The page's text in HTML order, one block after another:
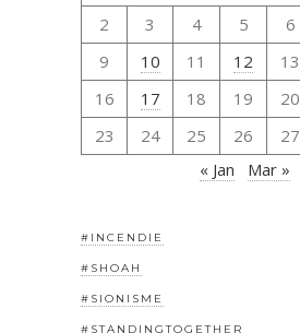
2
3 4 5 6
9
10 11 12 13
16
17 18 19 20
23
24 25 26 27
« Jan
Mar »
#INCENDIE
#SHOAH
#SIONISME
#STANDINGTOGETHER